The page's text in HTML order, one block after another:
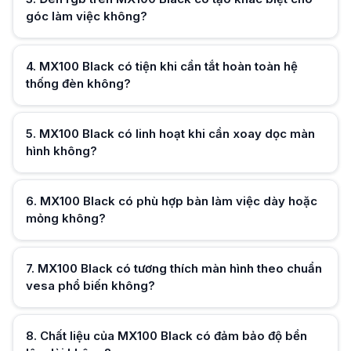
Chất liệu của MX100 Black có đảm bảo độ bền lâu dài không?
MX100 Black sử dụng thép và nhôm kết hợp sơn tĩnh điện, giúp tăng
góc làm việc không?
Hữu ích (0)
4. MX100 Black có tiện khi cần tắt hoàn toàn hệ
thống đèn không?
5. MX100 Black có linh hoạt khi cần xoay dọc màn
hình không?
Hữu ích (0)
6. MX100 Black có phù hợp bàn làm việc dày hoặc
mỏng không?
7. MX100 Black có tương thích màn hình theo chuẩn
vesa phổ biến không?
8. Chất liệu của MX100 Black có đảm bảo độ bền